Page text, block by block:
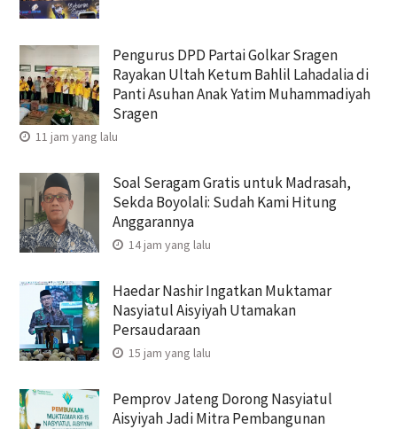
Pengurus DPD Partai Golkar Sragen
Rayakan Ultah Ketum Bahlil Lahadalia di
Panti Asuhan Anak Yatim Muhammadiyah
Sragen
11 jam yang lalu
Soal Seragam Gratis untuk Madrasah,
Sekda Boyolali: Sudah Kami Hitung
Anggarannya
14 jam yang lalu
Haedar Nashir Ingatkan Muktamar
Nasyiatul Aisyiyah Utamakan
Persaudaraan
15 jam yang lalu
Pemprov Jateng Dorong Nasyiatul
Aisyiyah Jadi Mitra Pembangunan